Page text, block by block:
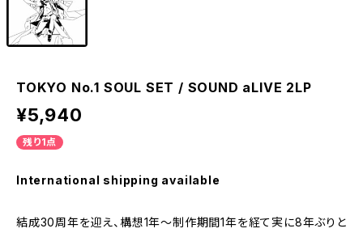
TOKYO No.1 SOUL SET / SOUND aLIVE 2LP
¥5,940
残り1点
International shipping available
結成30周年を迎え、構想1年～制作期間1年を経て実に8年ぶりと